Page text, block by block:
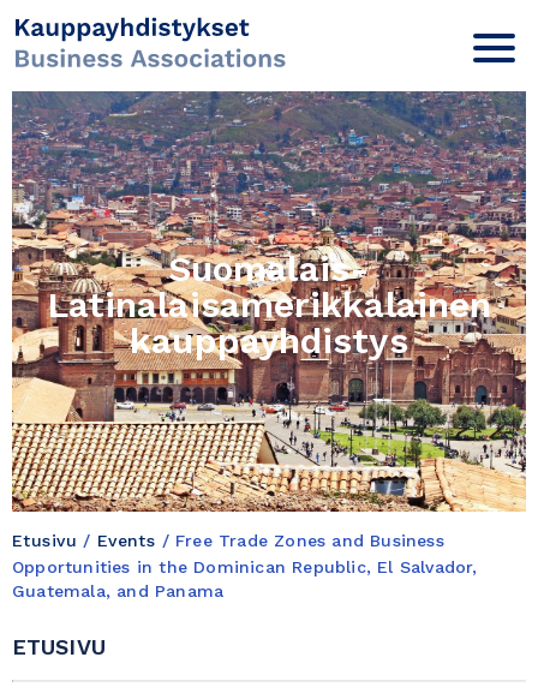
Suomalais-
Latinalaisamerikkalainen
kauppayhdistys
Etusivu / Events / Free Trade Zones and Business
Opportunities in the Dominican Republic, El Salvador,
Guatemala, and Panama
ETUSIVU